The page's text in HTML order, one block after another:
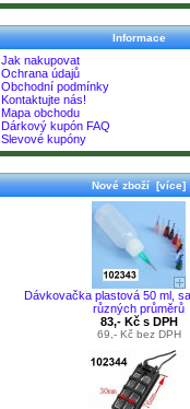
Informace
Jak nakupovat
Ochrana údajů
Obchodní podmínky
Kontaktujte nás!
Mapa obchodu
Dárkový kupón FAQ
Slevové kupóny
Nové zboží [více]
Dávkovačka plastová 50 ml,
různých průměrů
83,- Kč s DPH
69,- Kč bez DPH